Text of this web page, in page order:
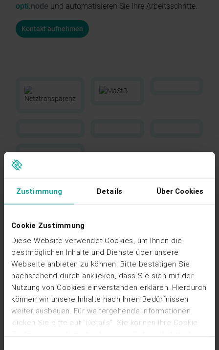
Zustimmung Details Über Cookies
Cookie Zustimmung
Diese Website verwendet Cookies, um Ihnen die
bestmöglichen Inhalte und Dienste über unsere
Webseite anbieten zu können. Bitte bestätigen Sie
nachstehend durch anklicken, dass Sie sich mit der
Nutzung von Cookies einverstanden erklären. Hierdurch
können wir unsere Inhalte nach Ihren Bedürfnissen
weiter ausbauen. Für weitergehende Informationen
klicken Sie bitte auf "Details". Sie können Ihre Cookie
opti.node und automatisieren Sie Ihre Arbeitsschritte.
Kontakt aufnehmen
Add-ons
Volle Flexibilität und Skalierbarkeit
opti.node Cockpit können Sie einfach nach Bedarf durch
praktische Add-ons erweitern. Zusätzlich entwickeln wir
ständig neue Lösungen, mit denen Sie die Effizienz Ihrer
kaufmännischen Betriebsführung weiter steigern können: